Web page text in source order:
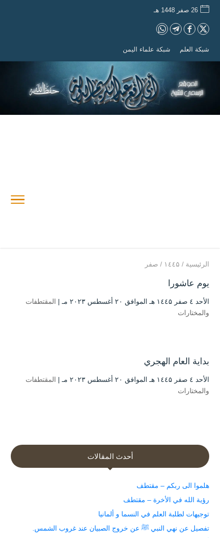
26 صفر 1448 هـ
شبكة العلم شبكة علماء اليمن
الرئيسية / ۱٤٤۵ / صفر
يوم عاشورا
الأحد ٤ صفر ۱٤٤۵ هـ الموافق ۲۰ أغسطس ۲۰۲۳ مـ |
المقتطفات
والمختارات
بداية العام الهجري
الأحد ٤ صفر ۱٤٤۵ هـ الموافق ۲۰ أغسطس ۲۰۲۳ مـ |
المقتطفات
والمختارات
أحدث المقالات
هلموا الى ربكم – مقتطف
رؤية الله في الأخرة – مقتطف
توجيهات لطلبة العلم في النسما و ألمانيا
تفصيل عن نهي النبي ﷺ عن خروج الصبيان عند غروب الشمس.